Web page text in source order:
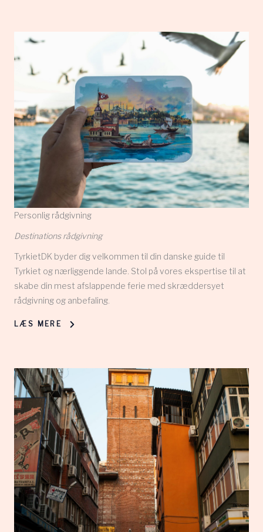
Personlig rådgivning
Destinations rådgivning
TyrkietDK byder dig velkommen til din danske guide til
Tyrkiet og nærliggende lande. Stol på vores ekspertise til at
skabe din mest afslappende ferie med skræddersyet
rådgivning og anbefaling.
LÆS MERE